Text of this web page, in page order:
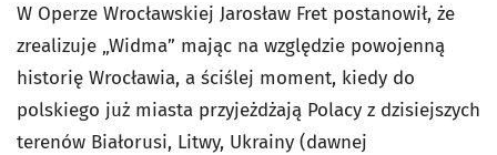
W Operze Wrocławskiej Jarosław Fret postanowił, że
zrealizuje „Widma” mając na względzie powojenną
historię Wrocławia, a ściślej moment, kiedy do
polskiego już miasta przyjeżdżają Polacy z dzisiejszych
terenów Białorusi, Litwy, Ukrainy (dawnej